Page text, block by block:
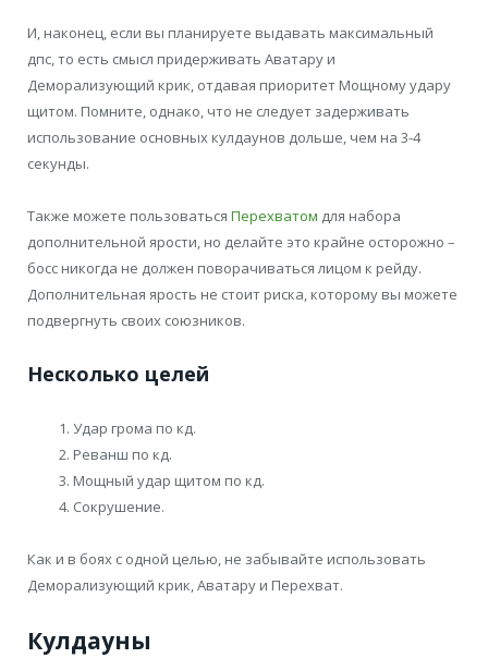
И, наконец, если вы планируете выдавать максимальный
дпс, то есть смысл придерживать Аватару и
Деморализующий крик, отдавая приоритет Мощному удару
щитом. Помните, однако, что не следует задерживать
использование основных кулдаунов дольше, чем на 3-4
секунды.
Также можете пользоваться Перехватом для набора
дополнительной ярости, но делайте это крайне осторожно –
босс никогда не должен поворачиваться лицом к рейду.
Дополнительная ярость не стоит риска, которому вы можете
подвергнуть своих союзников.
Несколько целей
Удар грома по кд.
Реванш по кд.
Мощный удар щитом по кд.
Сокрушение.
Как и в боях с одной целью, не забывайте использовать
Деморализующий крик, Аватару и Перехват.
Кулдауны